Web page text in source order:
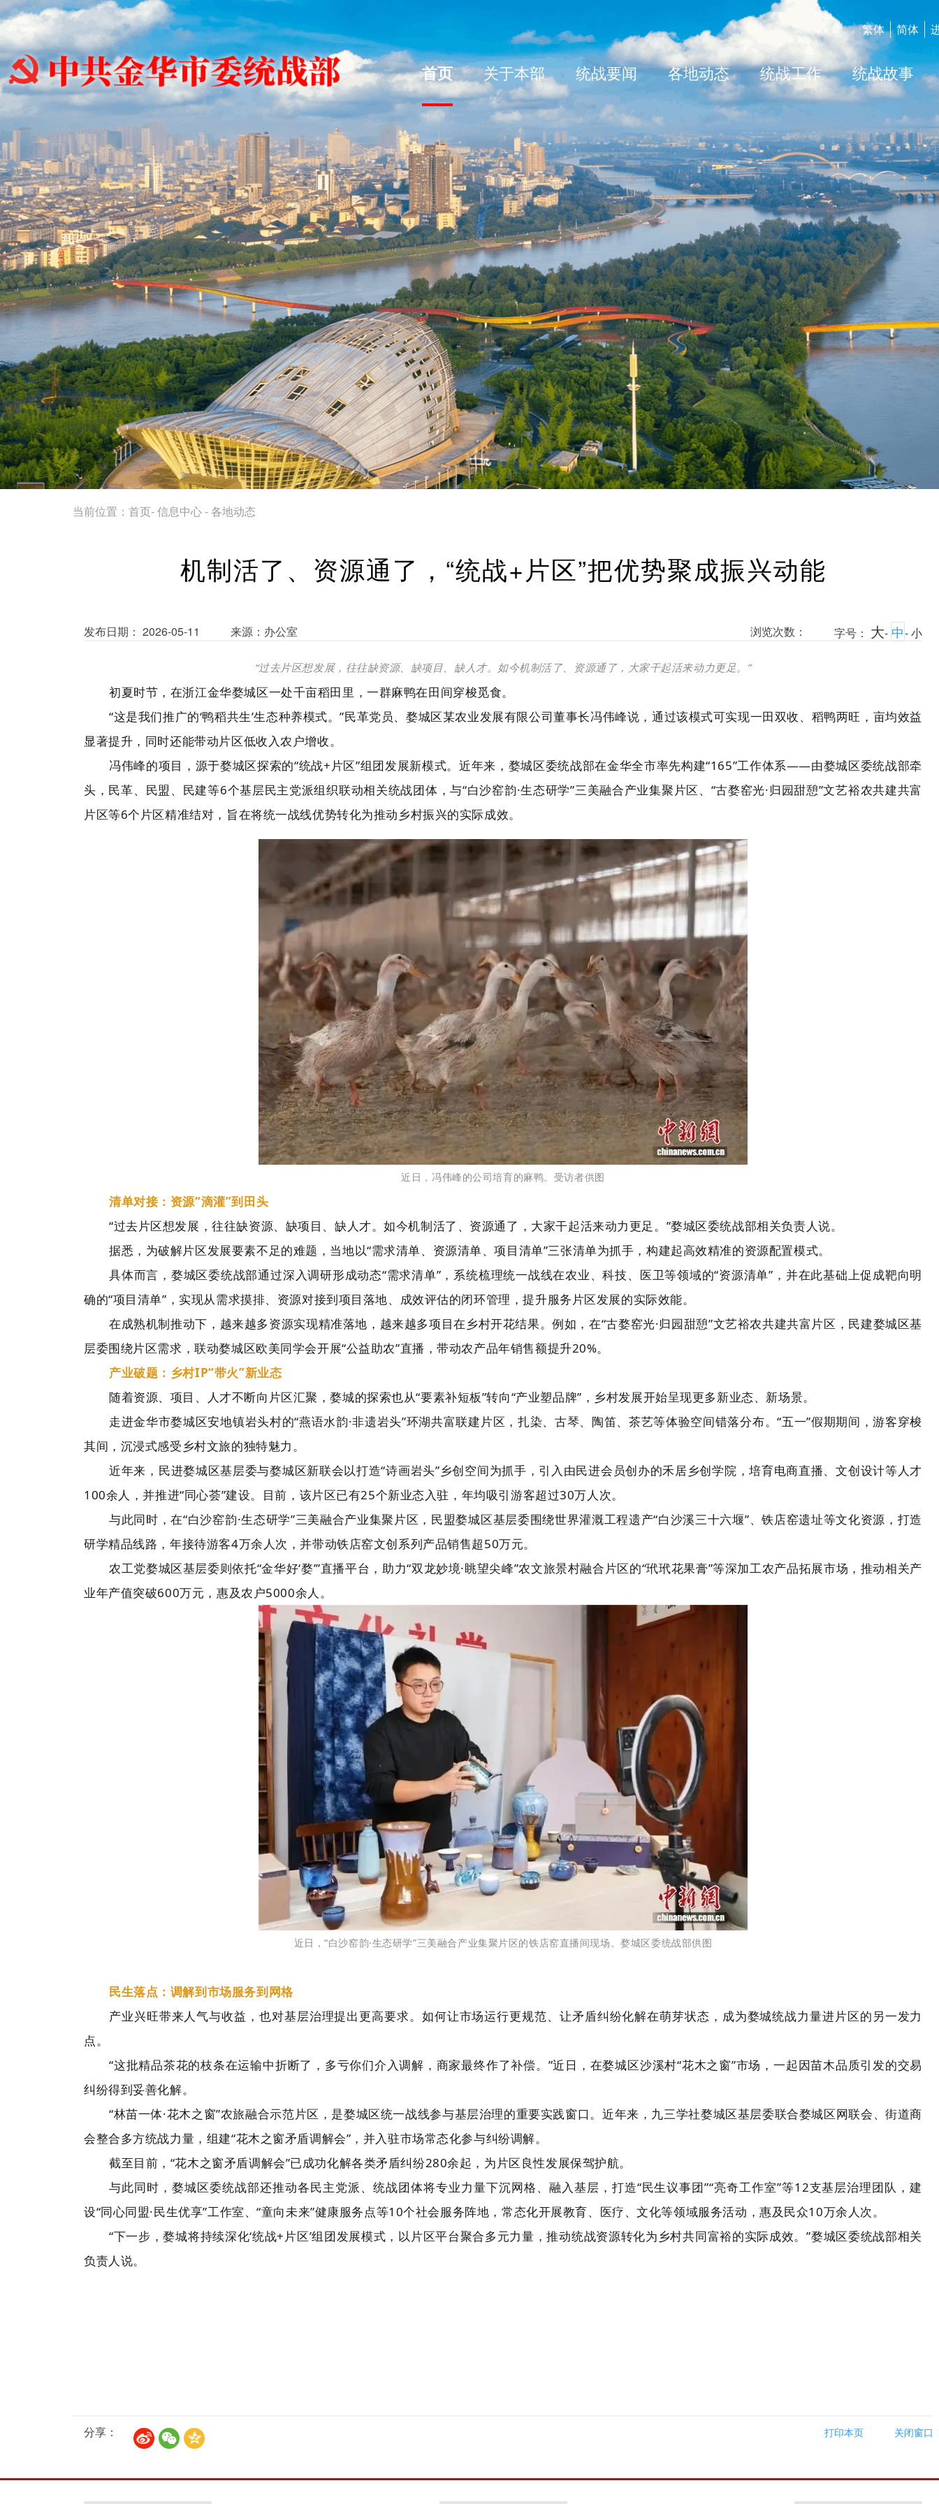
繁体 简体
首页 关于本部 统战要闻 各地动态 统战工作 统战故事
当前位置： 首页-信息中心-各地动态
机制活了、资源通了，“统战+片区”把优势聚成振兴动能
发布日期： 2026-05-11 来源：办公室 字号： 大- 中-小
浏览次数：
“过去片区想发展，往往缺资源、缺项目、缺人才。如今机制活了、资源通了，大家干起活来动力更足。”
初夏时节，在浙江金华婺城区一处千亩稻田里，一群麻鸭在田间穿梭觅食。
“这是我们推广的‘鸭稻共生’生态种养模式。”民革党员、婺城区某农业发展有限公司董事长冯伟峰说，通过该模式可实现一田双收、稻鸭两旺，亩均效益
显著提升，同时还能带动片区低收入农户增收。
冯伟峰的项目，源于婺城区探索的“统战+片区”组团发展新模式。近年来，婺城区委统战部在金华全市率先构建“165”工作体系——由婺城区委统战部牵
头，民革、民盟、民建等6个基层民主党派组织联动相关统战团体，与“白沙窑韵·生态研学”三美融合产业集聚片区、“古婺窑光·归园甜憩”文艺裕农共建共富
片区等6个片区精准结对，旨在将统一战线优势转化为推动乡村振兴的实际成效。
近日，冯伟峰的公司培育的麻鸭。受访者供图
清单对接：资源“滴灌”到田头
“过去片区想发展，往往缺资源、缺项目、缺人才。如今机制活了、资源通了，大家干起活来动力更足。”婺城区委统战部相关负责人说。
据悉，为破解片区发展要素不足的难题，当地以“需求清单、资源清单、项目清单”三张清单为抓手，构建起高效精准的资源配置模式。
具体而言，婺城区委统战部通过深入调研形成动态“需求清单”，系统梳理统一战线在农业、科技、医卫等领域的“资源清单”，并在此基础上促成靶向明
确的“项目清单”，实现从需求摸排、资源对接到项目落地、成效评估的闭环管理，提升服务片区发展的实际效能。
在成熟机制推动下，越来越多资源实现精准落地，越来越多项目在乡村开花结果。例如，在“古婺窑光·归园甜憩”文艺裕农共建共富片区，民建婺城区基
层委围绕片区需求，联动婺城区欧美同学会开展“公益助农”直播，带动农产品年销售额提升20%。
产业破题：乡村IP“带火”新业态
随着资源、项目、人才不断向片区汇聚，婺城的探索也从“要素补短板”转向“产业塑品牌”，乡村发展开始呈现更多新业态、新场景。
走进金华市婺城区安地镇岩头村的“燕语水韵·非遗岩头”环湖共富联建片区，扎染、古琴、陶笛、茶艺等体验空间错落分布。“五一”假期期间，游客穿梭
其间，沉浸式感受乡村文旅的独特魅力。
近年来，民进婺城区基层委与婺城区新联会以打造“诗画岩头”乡创空间为抓手，引入由民进会员创办的禾居乡创学院，培育电商直播、文创设计等人才
100余人，并推进“同心荟”建设。目前，该片区已有25个新业态入驻，年均吸引游客超过30万人次。
与此同时，在“白沙窑韵·生态研学”三美融合产业集聚片区，民盟婺城区基层委围绕世界灌溉工程遗产“白沙溪三十六堰”、铁店窑遗址等文化资源，打造
研学精品线路，年接待游客4万余人次，并带动铁店窑文创系列产品销售超50万元。
农工党婺城区基层委则依托“金华好‘婺’”直播平台，助力“双龙妙境·眺望尖峰”农文旅景村融合片区的“玳玳花果膏”等深加工农产品拓展市场，推动相关产
业年产值突破600万元，惠及农户5000余人。
近日，“白沙窑韵·生态研学”三美融合产业集聚片区的铁店窑直播间现场。婺城区委统战部供图
民生落点：调解到市场服务到网格
产业兴旺带来人气与收益，也对基层治理提出更高要求。如何让市场运行更规范、让矛盾纠纷化解在萌芽状态，成为婺城统战力量进片区的另一发力
点。
“这批精品茶花的枝条在运输中折断了，多亏你们介入调解，商家最终作了补偿。”近日，在婺城区沙溪村“花木之窗”市场，一起因苗木品质引发的交易
纠纷得到妥善化解。
“林苗一体·花木之窗”农旅融合示范片区，是婺城区统一战线参与基层治理的重要实践窗口。近年来，九三学社婺城区基层委联合婺城区网联会、街道商
会整合多方统战力量，组建“花木之窗矛盾调解会”，并入驻市场常态化参与纠纷调解。
截至目前，“花木之窗矛盾调解会”已成功化解各类矛盾纠纷280余起，为片区良性发展保驾护航。
与此同时，婺城区委统战部还推动各民主党派、统战团体将专业力量下沉网格、融入基层，打造“民生议事团”“亮奇工作室”等12支基层治理团队，建
设“同心同盟·民生优享”工作室、“童向未来”健康服务点等10个社会服务阵地，常态化开展教育、医疗、文化等领域服务活动，惠及民众10万余人次。
“下一步，婺城将持续深化‘统战+片区’组团发展模式，以片区平台聚合多元力量，推动统战资源转化为乡村共同富裕的实际成效。”婺城区委统战部相关
负责人说。
分享： 打印本页 关闭窗口